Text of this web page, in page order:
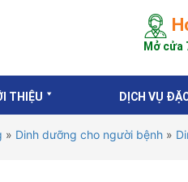
Mở cửa
THIỆU DỊCH VỤ
» Dinh dưỡng cho người bệnh »